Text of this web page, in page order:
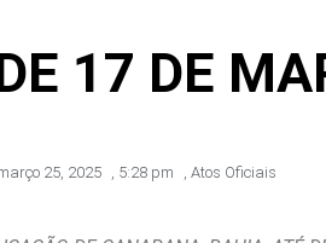
17 DE
25, 2025 , 5:28 pm , Atos Oficiais